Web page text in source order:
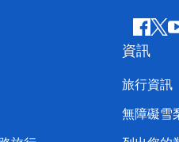
嘰
喳
喳
資訊
旅行資訊
無障礙雪